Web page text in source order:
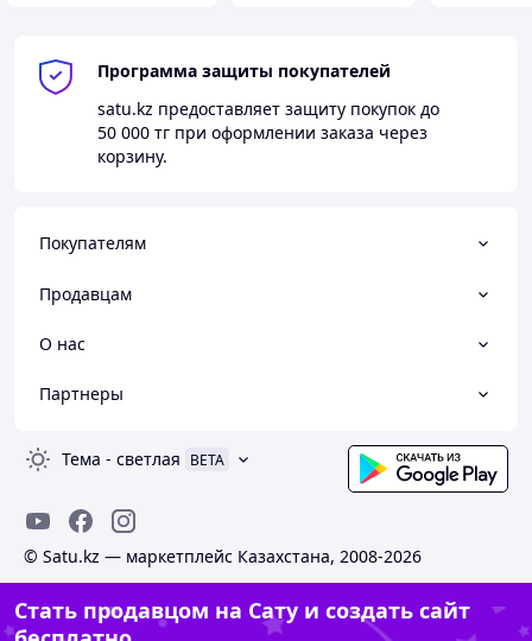
Программа защиты покупателей
satu.kz предоставляет защиту покупок до
50 000 тг при оформлении заказа через
корзину.
Покупателям
Продавцам
О нас
Партнеры
Тема - светлая BETA
© Satu.kz — маркетплейс Казахстана, 2008-2026
Стать продавцом на Сату и создать сайт